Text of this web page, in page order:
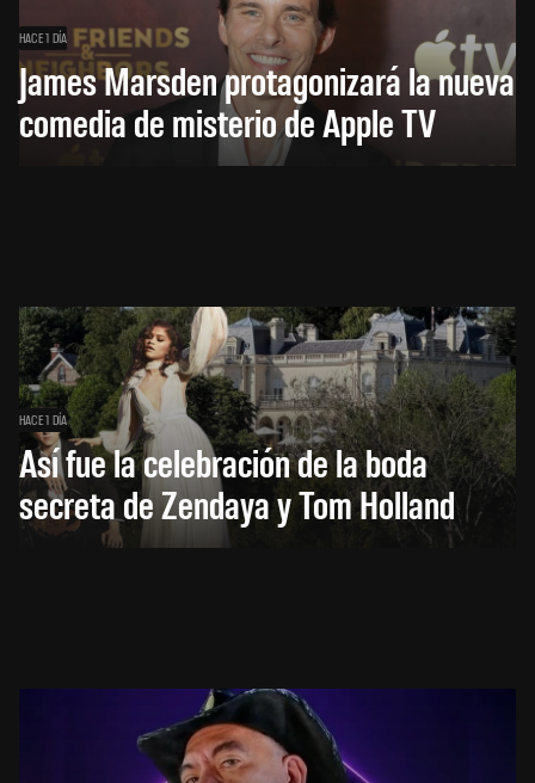
HACE 1 DÍA
James Marsden protagonizará la nueva
comedia de misterio de Apple TV
HACE 1 DÍA
Así fue la celebración de la boda
secreta de Zendaya y Tom Holland